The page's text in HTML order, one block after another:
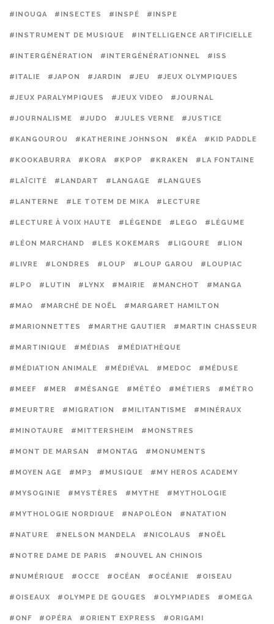
#INOUQA #INSECTES #INSPÉ #INSPE
#INSTRUMENT DE MUSIQUE #INTELLIGENCE ARTIFICIELLE
#INTERGÉNÉRATION #INTERGÉNÉRATIONNEL #ISS
#ITALIE #JAPON #JARDIN #JEU #JEUX OLYMPIQUES
#JEUX PARALYMPIQUES #JEUX VIDEO #JOURNAL
#JOURNALISME #JUDO #JULES VERNE #JUSTICE
#KANGOUROU #KATHERINE JOHNSON #KÉA #KID PADDLE
#KOOKABURRA #KORA #KPOP #KRAKEN #LA FONTAINE
#LAÏCITÉ #LANDART #LANGAGE #LANGUES
#LANTERNE #LE TOTEM DE MIKA #LECTURE
#LECTURE À VOIX HAUTE #LÉGENDE #LEGO #LÉGUME
#LÉON MARCHAND #LES KOKEMARS #LIGOURE #LION
#LIVRE #LONDRES #LOUP #LOUP GAROU #LOUPIAC
#LPO #LUTIN #LYNX #MAIRIE #MANCHOT #MANGA
#MAO #MARCHÉ DE NOËL #MARGARET HAMILTON
#MARIONNETTES #MARTHE GAUTIER #MARTIN CHASSEUR
#MARTINIQUE #MÉDIAS #MÉDIATHÈQUE
#MÉDIATION ANIMALE #MÉDIÉVAL #MEDOC #MÉDUSE
#MEEF #MER #MÉSANGE #MÉTÉO #MÉTIERS #MÉTRO
#MEURTRE #MIGRATION #MILITANTISME #MINÉRAUX
#MINOTAURE #MITTERSHEIM #MONSTRES
#MONT DE MARSAN #MONTAG #MONUMENTS
#MOYEN AGE #MP3 #MUSIQUE #MY HEROS ACADEMY
#MYSOGINIE #MYSTÈRES #MYTHE #MYTHOLOGIE
#MYTHOLOGIE NORDIQUE #NAPOLÉON #NATATION
#NATURE #NELSON MANDELA #NICOLAUS #NOËL
#NOTRE DAME DE PARIS #NOUVEL AN CHINOIS
#NUMÉRIQUE #OCCE #OCÉAN #OCÉANIE #OISEAU
#OISEAUX #OLYMPE DE GOUGES #OLYMPIADES #OMEGA
#ONF #OPÉRA #ORIENT EXPRESS #ORIGAMI